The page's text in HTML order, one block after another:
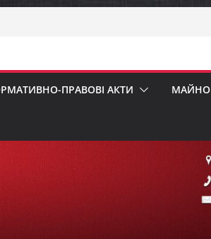
ПРАВОВІ АКТИ МАЙНО